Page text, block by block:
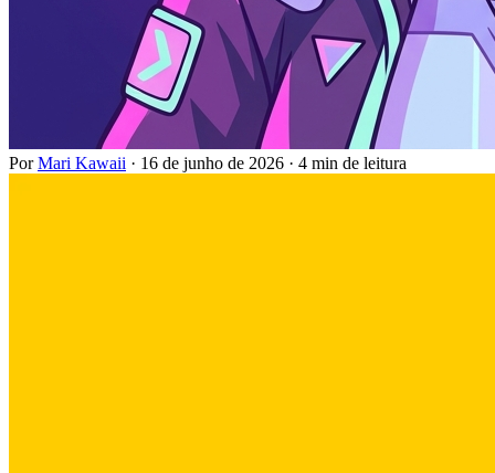
PorMari Kawaii · 16 de junho de 2026 · 4 min de leitura